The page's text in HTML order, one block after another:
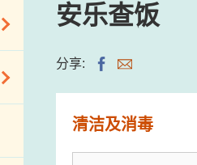
安乐查饭
分享:
清洁及消毒